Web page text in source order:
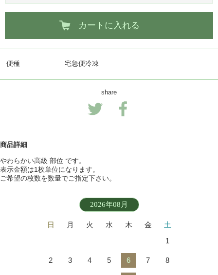
カートに入れる
便種 宅急便冷凍
share
商品詳細
やわらかい高級 部位 です。
表示金額は1枚単位になります。
ご希望の枚数を数量でご指定下さい。
2026年08月
日 月 火 水 木 金
土
1
2 3 4 5 6 7 8